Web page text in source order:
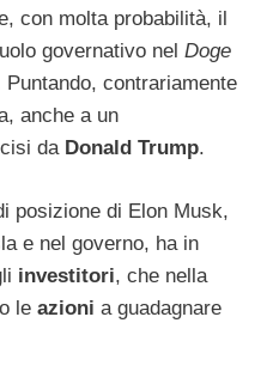
con molta probabilità, il
governativo nel Doge
contrariamente
anche a un
da Donald Trump.
posizione di Elon Musk,
e nel governo, ha in
investitori, che nella
le azioni a guadagnare